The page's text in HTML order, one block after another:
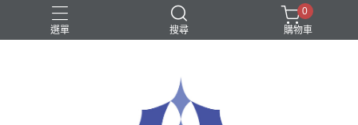
選單 搜尋
0
購物車